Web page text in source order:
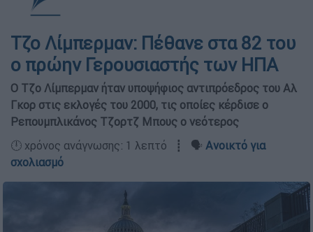
Τζο Λίμπερμαν: Πέθανε στα 82 του
ο πρώην Γερουσιαστής των ΗΠΑ
Ο Τζο Λίμπερμαν ήταν υποψήφιος αντιπρόεδρος του Αλ
Γκορ στις εκλογές του 2000, τις οποίες κέρδισε ο
Ρεπουμπλικάνος Τζορτζ Μπους ο νεότερος
🕛 χρόνος ανάγνωσης: 1 λεπτό ┋ 🗣️ Ανοικτό για
σχολιασμό